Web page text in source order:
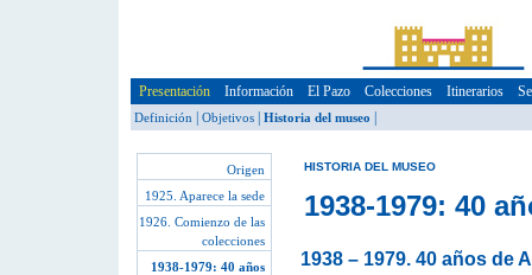
Presentación Información El Pazo Colecciones Itinerarios
Definición Objetivos Historia del museo
Origen
1925. Aparece la sede
1926. Comienzo de las
colecciones
1938-1979: 40 años
HISTORIA DEL MUSEO
1938-1979: 40
1938 – 1979. 40 años de